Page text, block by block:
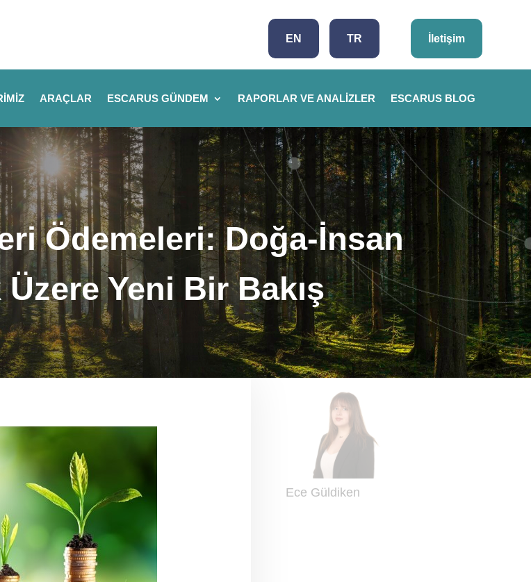
EN TR İletişim
ARAÇLAR ESCARUS GÜNDEM RAPORLAR VE ANALIZLER ESCARUS BLOG
Ödemeleri: Doğa-İnsan
Yeni Bir Bakış
Ece Güldiken